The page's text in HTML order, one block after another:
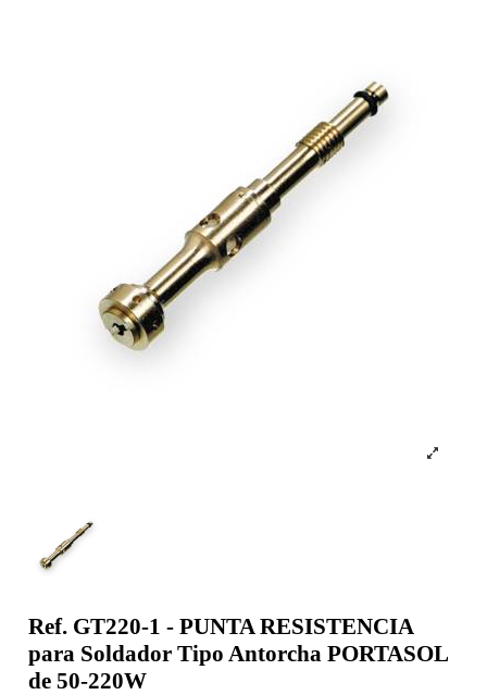
Ref. GT220-1 - PUNTA RESISTENCIA
para Soldador Tipo Antorcha PORTASOL
de 50-220W